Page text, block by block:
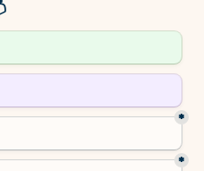
field
field
*
*